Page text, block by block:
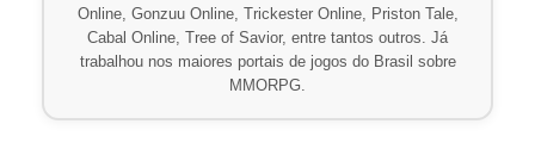
Online, Gonzuu Online, Trickester Online, Priston Tale,
Cabal Online, Tree of Savior, entre tantos outros. Já
trabalhou nos maiores portais de jogos do Brasil sobre
MMORPG.